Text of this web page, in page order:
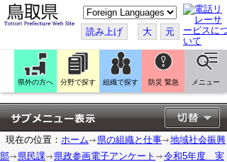
こ
の
ペ
ー
ジ
翻
訳
す
る
読み上げ 大 元
県外の方へ 分野で探す 組織で探す 防災 緊急 メニュー
現在の位置： ホーム 県の組織と仕事
地域社会振興
部
県民課 県政参画電子アンケート
令和5年度 実